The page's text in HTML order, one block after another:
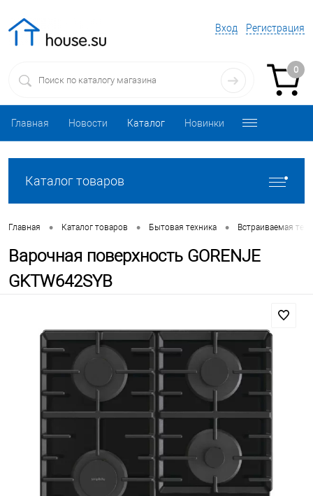
Вход Регистрация
0
Главная Новости Каталог Новинки
Каталог товаров
Главная • Каталог товаров • Бытовая техника • Встраиваемая
Варочная поверхность GORENJE
GKTW642SYB